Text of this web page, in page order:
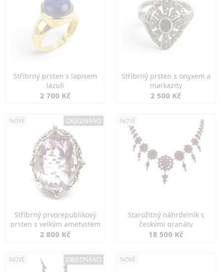
Stříbrný prsten s lapisem
lazuli
2 700 Kč
Stříbrný prsten s onyxem a
markazity
2 500 Kč
NOVÉ OBJEDNÁNO
Stříbrný prvorepublikový
prsten s velkým ametystem
2 800 Kč
NOVÉ
Starožitný náhrdelník s
českými granáty
18 500 Kč
NOVÉ OBJEDNÁNO NOVÉ